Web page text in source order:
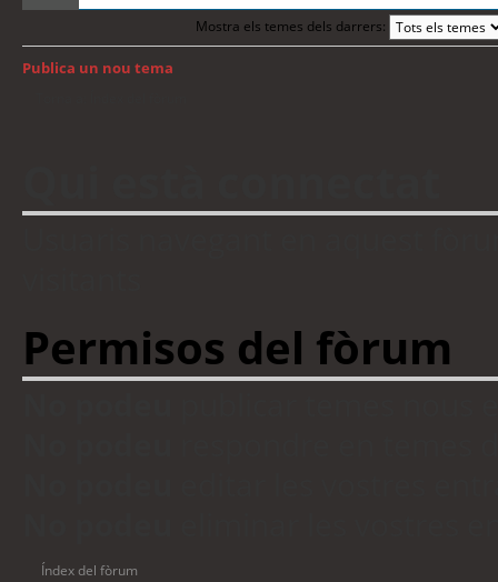
Mostra els temes dels darrers:
Publica un nou tema
Permisos del fòrum
Índex del fòrum